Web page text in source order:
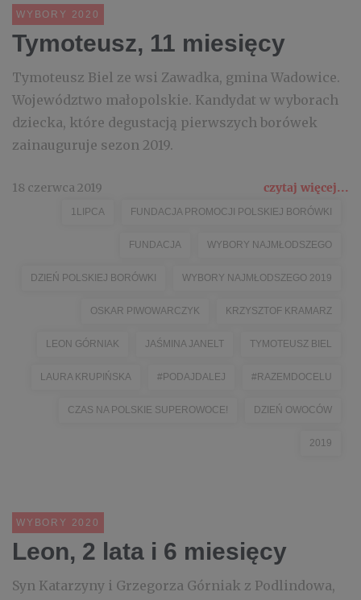
WYBORY 2020
Tymoteusz, 11 miesięcy
Tymoteusz Biel ze wsi Zawadka, gmina Wadowice.
Województwo małopolskie. Kandydat w wyborach
dziecka, które degustacją pierwszych borówek
zainauguruje sezon 2019.
18 czerwca 2019 czytaj więcej...
1LIPCA FUNDACJA PROMOCJI POLSKIEJ BORÓWKI
FUNDACJA WYBORY NAJMŁODSZEGO
DZIEŃ POLSKIEJ BORÓWKI WYBORY NAJMŁODSZEGO 2019
OSKAR PIWOWARCZYK KRZYSZTOF KRAMARZ
LEON GÓRNIAK JAŚMINA JANELT TYMOTEUSZ BIEL
LAURA KRUPIŃSKA #PODAJDALEJ #RAZEMDOCELU
CZAS NA POLSKIE SUPEROWOCE! DZIEŃ OWOCÓW
2019
WYBORY 2020
Leon, 2 lata i 6 miesięcy
Syn Katarzyny i Grzegorza Górniak z Podlindowa,